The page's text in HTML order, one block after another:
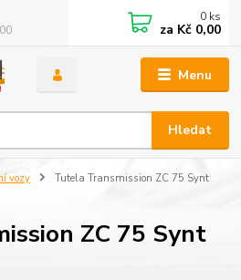
Menu
Hledat
0 ks
za Kč 0,00
vozy
Tutela Transmission ZC 75 Synt
ZC 75 Synt